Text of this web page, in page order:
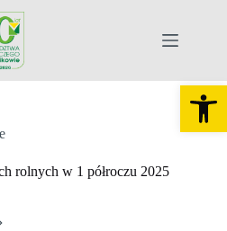
rolnych w 1 półroczu 2025